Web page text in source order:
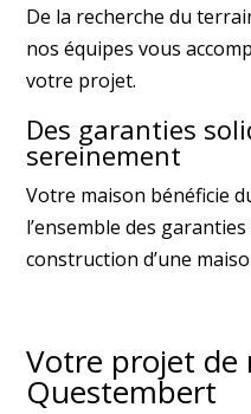
De la recherche du
nos équipes vous
votre projet.
Des garanties
sereinement
Votre maison bénéficie
l’ensemble des
construction d’une
Votre projet de
Questembert